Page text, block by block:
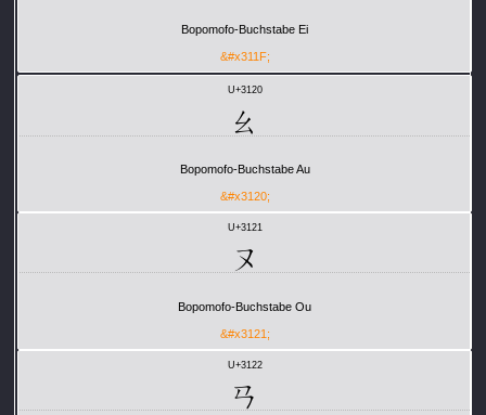
Bopomofo-Buchstabe Ei
&#x311F;
U+3120
ㄠ
Bopomofo-Buchstabe Au
&#x3120;
U+3121
ㄡ
Bopomofo-Buchstabe Ou
&#x3121;
U+3122
ㄢ